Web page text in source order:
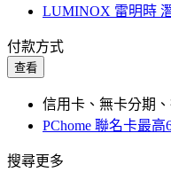
LUMINOX 雷明時
付款方式
查看
信用卡、無卡分期
PChome 聯名卡最
搜尋更多